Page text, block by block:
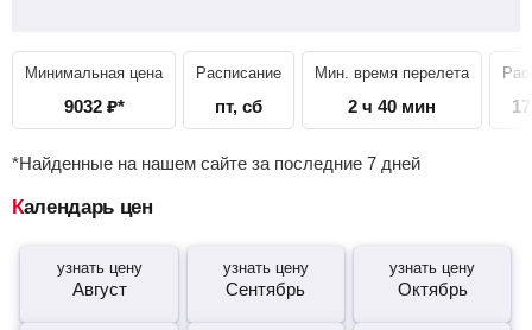
Минимальная цена
9032 ₽*
Расписание
пт, сб
Мин. время перелета
2 ч 40 мин
*Найденные на нашем сайте за последние 7 дней
Календарь цен
узнать цену
Август
узнать цену
Сентябрь
узнать цену
Октябрь